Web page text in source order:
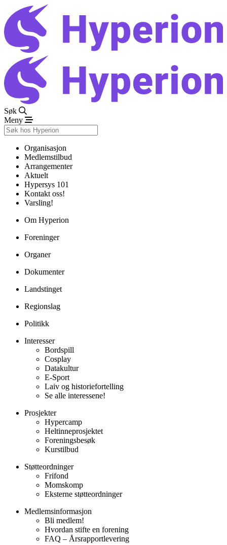
Søk
Meny
Organisasjon
Medlemstilbud
Arrangementer
Aktuelt
Hypersys 101
Kontakt oss!
Varsling!
Om Hyperion
Foreninger
Organer
Dokumenter
Landstinget
Regionslag
Politikk
Interesser
Bordspill
Cosplay
Datakultur
E-Sport
Laiv og historiefortelling
Se alle interessene!
Prosjekter
Hypercamp
Heltinneprosjektet
Foreningsbesøk
Kurstilbud
Støtteordninger
Frifond
Momskomp
Eksterne støtteordninger
Medlemsinformasjon
Bli medlem!
Hvordan stifte en forening
FAQ – Årsrapportlevering